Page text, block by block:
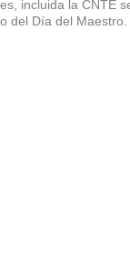
incluida la CNTE
del Día del Maestro.